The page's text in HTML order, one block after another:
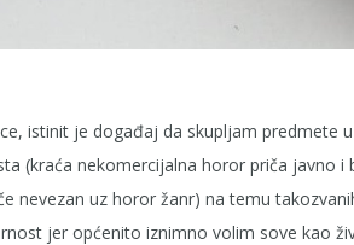
istinit je događaj da skupljam predmete
(kraća nekomercijalna horor priča javno
nevezan uz horor žanr) na temu
jer općenito iznimno volim sove kao